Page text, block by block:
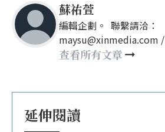
蘇祐萱
編輯企劃。 聯繫請洽：
maysu@xinmedia.com /
may860527@gmail.com
查看所有文章
延伸閱讀